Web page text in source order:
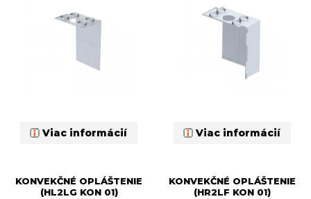
Viac informácií Viac informácií
KONVEKČNÉ OPLÁŠTENIE
(HL2LG KON 01)
KONVEKČNÉ OPLÁŠTENIE
(HR2LF KON 01)